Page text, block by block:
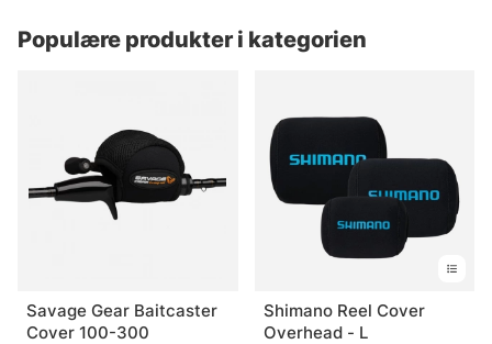
Populære produkter i kategorien
Savage Gear Baitcaster
Cover 100-300
Shimano Reel Cover
Overhead - L